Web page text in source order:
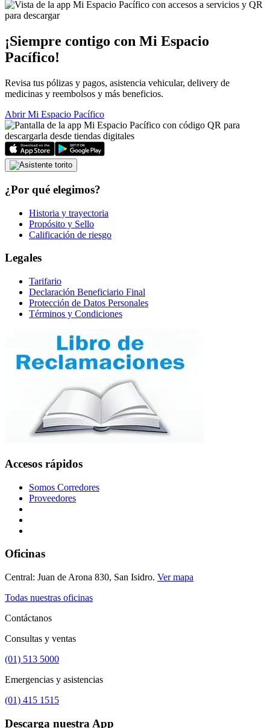
¡Siempre contigo con Mi Espacio
Pacífico!
Revisa tus pólizas y pagos, asistencia vehicular, delivery de
medicinas y reembolsos y más beneficios.
Abrir Mi Espacio Pacífico
¿Por qué elegimos?
Historia y trayectoria
Propósito y Sello
Calificación de riesgo
Legales
Tarifario
Declaración Beneficiario Final
Protección de Datos Personales
Términos y Condiciones
Accesos rápidos
Somos Corredores
Proveedores
Oficinas
Central: Juan de Arona 830, San Isidro. Ver mapa
Todas nuestras oficinas
Contáctanos
Consultas y ventas
(01) 513 5000
Emergencias y asistencias
(01) 415 1515
Descarga nuestra App